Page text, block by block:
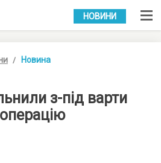
УКР РУС
НОВИНИ
Новина
з-під варти